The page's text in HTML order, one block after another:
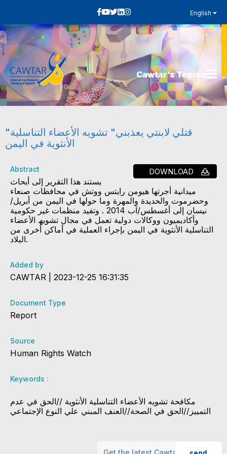
English
Cawtar’s Topics
"قتلي لابنتي يعذبني" تشويه الأعضاء التناسلية
الأنثوية في اليمن
DOWNLOAD
Abstract
یستند ھذا التقریر إلى أبحاث
میدانیة أجرتھا ھیومن رایتس ووتش في محافظات صنعاء
وحضرموت والحدیدة والمھرة وما حولھا في الیمن من أبریل/
نیسان إلى أغسطس/آب 2014 . وتفید منظمات غیر حكومیة
وأكادیمیون ووكالات دولیة تعمل في مجال تشویھ الأعضاء
التناسلیة الأنثویة في الیمن بإجراء العملیة في أماكن أخرى من
البلاد.
Added by
CAWTAR | 2023-12-25 16:31:35
Document Type
Report
Source
Human Rights Watch
Keywords :
مكافحة تشويه الأعضاء التناسلية الأنثوية //الحق في عدم
التمييز//الحق في الصحة//العنف المبني علي النوع الإجتماعي